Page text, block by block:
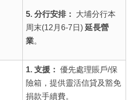
5. 分行安排：
大埔分行本
周末(12月6-7日) 延長營
業。
1. 支援： 優先處理賬戶/保
險箱，提供靈活信貸及豁免
捐款手續費。